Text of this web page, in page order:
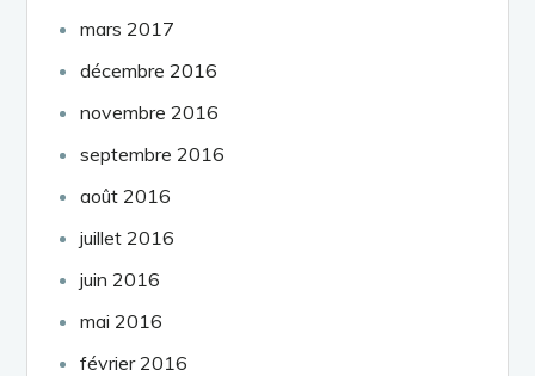
mars 2017
décembre 2016
novembre 2016
septembre 2016
août 2016
juillet 2016
juin 2016
mai 2016
février 2016